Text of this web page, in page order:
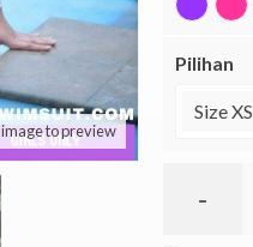
to preview
Pilihan
Size XS
-